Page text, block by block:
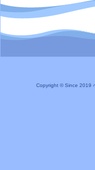
Copyright © Since 2019